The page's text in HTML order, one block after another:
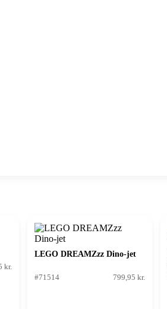
kr.
LEGO DREAMZzz Dino-jet
#71514 799,95 kr.